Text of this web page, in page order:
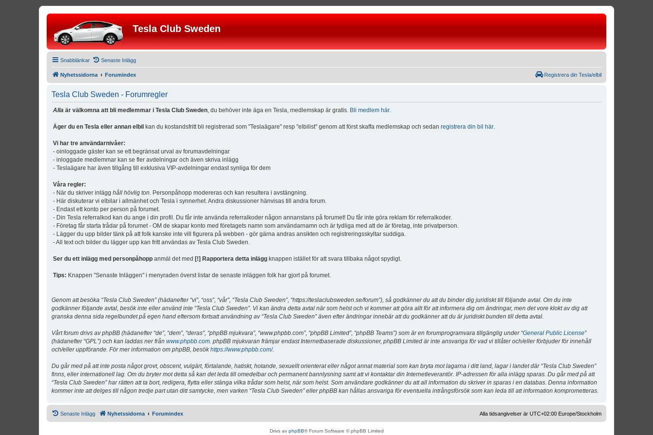
Tesla Club Sweden
Snabblänkar Senaste Inlägg
Nyhetssidorna Forumindex Registrera din Tesla/elbil
Tesla Club Sweden - Forumregler
Alla är välkomna att bli medlemmar i Tesla Club Sweden, du behöver inte äga en Tesla, medlemskap är gratis. Bli medlem här.
Äger du en Tesla eller annan elbil kan du kostandsfritt bli registrerad som "Teslaägare" resp "elbilist" genom att först skaffa medlemskap och sedan registrera din bil här.
Vi har tre användarnivåer:
- oinloggade gäster kan se ett begränsat urval av forumavdelningar
- inloggade medlemmar kan se fler avdelningar och även skriva inlägg
- Teslaägare har även tillgång till exklusiva VIP-avdelningar endast synliga för dem
Våra regler:
- När du skriver inlägg håll hövlig ton. Personpåhopp modereras och kan resultera i avstängning.
- Här diskuterar vi elbilar i allmänhet och Tesla i synnerhet. Andra diskussioner hänvisas till andra forum.
- Endast ett konto per person på forumet.
- Din Tesla referralkod kan du ange i din profil. Du får inte använda referralkoder någon annanstans på forumet! Du får inte göra reklam för referralkoder.
- Företag får starta trådar på forumet - OM de skapar konto med företagets namn som användarnamn och är tydliga med att de är företag, inte privatperson.
- Lägger du upp bilder tänk på att folk kanske inte vill figurera på webben - gör gärna andras ansikten och registreringsskyltar suddiga.
- All text och bilder du lägger upp kan fritt användas av Tesla Club Sweden.
Ser du ett inlägg med personpåhopp anmäl det med [!] Rapportera detta inlägg knappen istället för att svara tillbaka något spydigt.
Tips: Knappen "Senaste Inläggen" i menyraden överst listar de senaste inläggen folk har gjort på forumet.
Genom att besöka “Tesla Club Sweden” (hädanefter “vi”, “oss”, “vår”, “Tesla Club Sweden”, “https://teslaclubsweden.se/forum”), så godkänner du att du binder dig juridiskt till följande avtal. Om du inte
godkänner följande avtal, besök inte eller använd inte “Tesla Club Sweden”. Vi kan ändra detta avtal när som helst och vi kommer att göra allt för att informera dig om ändringar, men det vore klokt av dig att
granska denna sida regelbundet på egen hand eftersom fortsatt användning av “Tesla Club Sweden” även efter ändringar innebär att du godkänner att du är juridiskt bunden till detta avtal.
Vårt forum drivs av phpBB (hädanefter “de”, “dem”, “deras”, “phpBB mjukvara”, “www.phpbb.com”, “phpBB Limited”, “phpBB Teams”) som är en forumprogramvara tillgänglig under “General Public License”
(hädanefter “GPL”) och kan laddas ner från www.phpbb.com. phpBB mjukvaran främjar endast Internetbaserade diskussioner, phpBB Limited är inte ansvariga för vad vi tillåter och/eller förbjuder för innehåll
och/eller uppförande. För mer information om phpBB, besökhttps://www.phpbb.com/.
Du går med på att inte posta något grovt, obscent, vulgärt, förtalande, hatiskt, hotande, sexuellt orienterat eller något annat material som kan bryta mot lagarna i ditt land, lagar i landet där “Tesla Club Sweden”
finns, eller internationell lag. Om du bryter mot detta så kan det leda till omedelbar och permanent bannlysning samt att vi kontaktar din Internetleverantör. IP-adressen för alla inlägg sparas. Du går med på att
“Tesla Club Sweden” har rätten att ta bort, redigera, flytta eller stänga vilka trådar som helst, när som helst. Som användare godkänner du att all information du skriver in sparas i en databas. Denna information
kommer inte att delges till någon tredje part utan ditt samtycke, men varken “Tesla Club Sweden” eller phpBB kan hållas ansvariga för eventuella intrångsförsök som kan leda till att information komprometteras.
Senaste Inlägg Nyhetssidorna Forumindex Alla tidsangivelser är UTC+02:00 Europe/Stockholm
Drivs av phpBB® Forum Software © phpBB Limited